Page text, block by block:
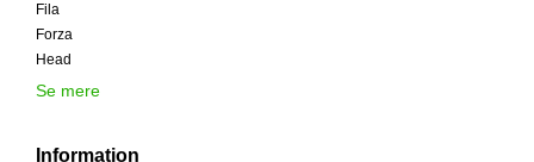
Fila
Forza
Head
Se mere
Information